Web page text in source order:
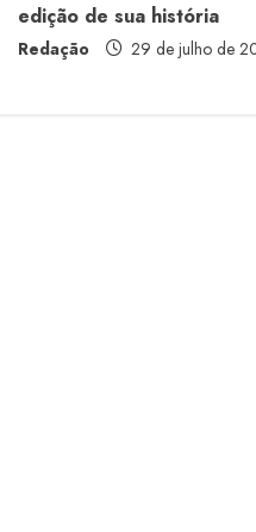
edição de sua história
Redação 29 de julho de